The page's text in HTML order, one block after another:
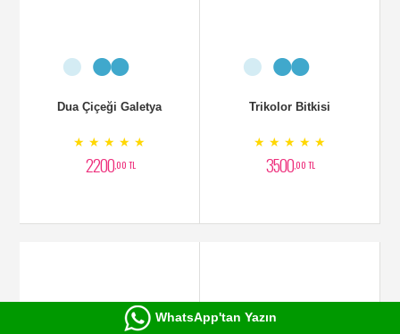
Dua Çiçeği Galetya
★ ★ ★ ★ ★
2200,00 TL
Trikolor Bitkisi
★ ★ ★ ★ ★
3500,00 TL
WhatsApp'tan Yazın